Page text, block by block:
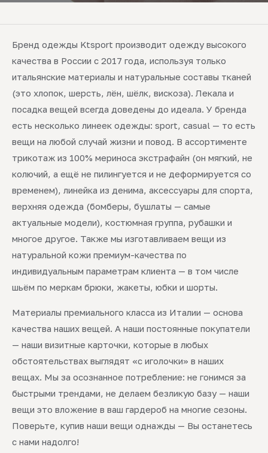
Бренд одежды Ktsport производит одежду высокого
качества в России с 2017 года, используя только
итальянские материалы и натуральные составы тканей
(это хлопок, шерсть, лён, шёлк, вискоза). Лекала и
посадка вещей всегда доведены до идеала. У бренда
есть несколько линеек одежды: sport, casual — то есть
вещи на любой случай жизни и повод. В ассортименте
трикотаж из 100% мериноса экстрафайн (он мягкий, не
колючий, а ещё не пилингуется и не деформируется со
временем), линейка из денима, аксессуары для спорта,
верхняя одежда (бомберы, бушлаты — самые
актуальные модели), костюмная группа, рубашки и
многое другое. Также мы изготавливаем вещи из
натуральной кожи премиум-качества по
индивидуальным параметрам клиента — в том числе
шьём по меркам брюки, жакеты, юбки и шорты.
Материалы премиального класса из Италии — основа
качества наших вещей. А наши постоянные покупатели
— наши визитные карточки, которые в любых
обстоятельствах выглядят «с иголочки» в наших
вещах. Мы за осознанное потребление: не гонимся за
быстрыми трендами, не делаем безликую базу — наши
вещи это вложение в ваш гардероб на многие сезоны.
Поверьте, купив наши вещи однажды — Вы останетесь
с нами надолго!